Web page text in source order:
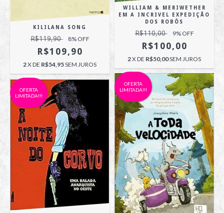
KILILANA SONG
R$119,90 8% OFF
R$109,90
2X DE R$54,95SEM JUROS
WILLIAM & MERIWETHER
EM A INCRIVEL EXPEDIÇÃO
DOS ROBÔS
R$110,00 9% OFF
R$100,00
2X DE R$50,00SEM JUROS
OFERTA
LIMITADA!!!
OFERTA
LIMITADA!!!